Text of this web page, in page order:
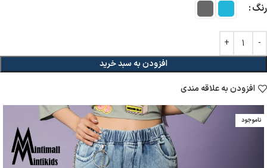
رنگ
افزودن به سبد خرید
افزودن به علاقه مندی
ناموجود